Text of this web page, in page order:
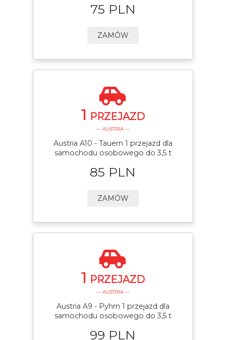
75 PLN
ZAMÓW
1 PRZEJAZD
— AUSTRIA —
Austria A10 - Tauern 1 przejazd dla
samochodu osobowego do 3,5 t
85 PLN
ZAMÓW
1 PRZEJAZD
— AUSTRIA —
Austria A9 - Pyhrn 1 przejazd dla
samochodu osobowego do 3,5 t
99 PLN